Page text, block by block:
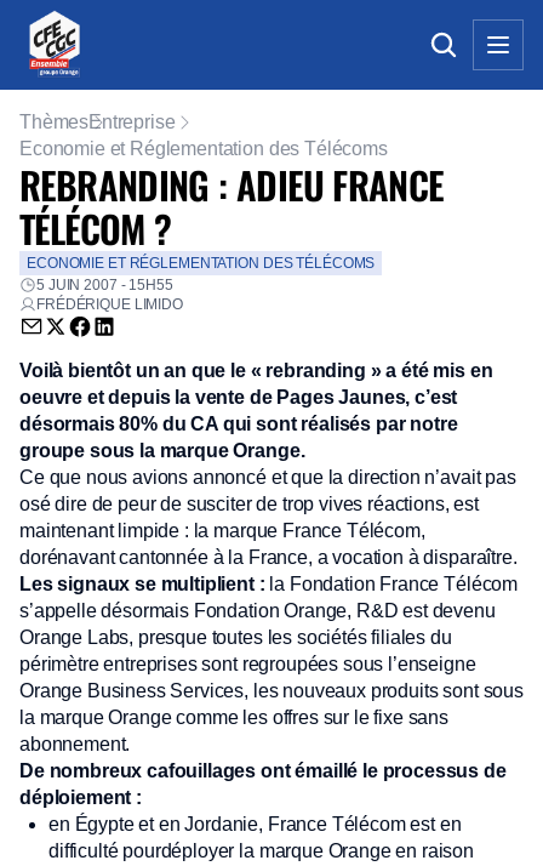
ThèmesEntreprise
Economie et Réglementation des Télécoms
REBRANDING : ADIEU FRANCE
TÉLÉCOM ?
ECONOMIE ET RÉGLEMENTATION DES TÉLÉCOMS
5 JUIN 2007 - 15H55
FRÉDÉRIQUE LIMIDO
Envoyer par email (nouvelle fenêtre)
Partager sur Twitter (nouvelle fenêtre)
Partager sur Facebook (nouvelle fenêtre)
Partager sur LinkedIn (nouvelle fenêtre)
Voilà bientôt un an que le « rebranding » a été mis en
oeuvre et depuis la vente de Pages Jaunes, c’est
désormais 80% du CA qui sont réalisés par notre
groupe sous la marque Orange.
Ce que nous avions annoncé et que la direction n’avait pas
osé dire de peur de susciter de trop vives réactions, est
maintenant limpide : la marque France Télécom,
dorénavant cantonnée à la France, a vocation à disparaître.
Les signaux se multiplient : la Fondation France Télécom
s’appelle désormais Fondation Orange, R&D est devenu
Orange Labs, presque toutes les sociétés filiales du
périmètre entreprises sont regroupées sous l’enseigne
Orange Business Services, les nouveaux produits sont sous
la marque Orange comme les offres sur le fixe sans
abonnement.
De nombreux cafouillages ont émaillé le processus de
déploiement :
en Égypte et en Jordanie, France Télécom est en
difficulté pourdéployer la marque Orange en raison